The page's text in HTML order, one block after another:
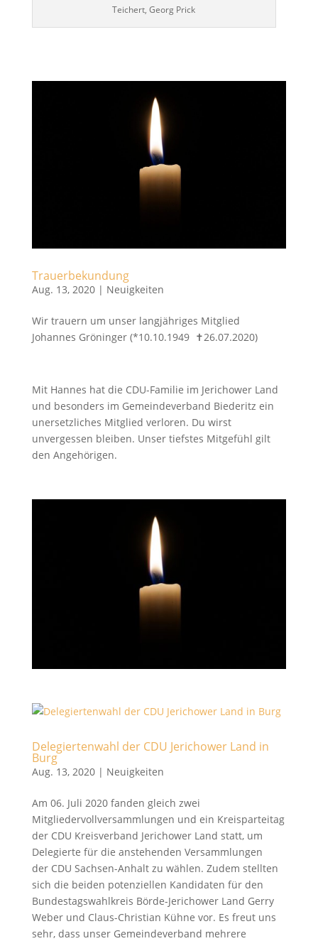
Teichert, Georg Prick
Trauerbekundung
Aug. 13, 2020| Neuigkeiten
Wir trauern um unser langjähriges Mitglied
Johannes Gröninger (*10.10.1949 ✝︎26.07.2020)
Mit Hannes hat die CDU-Familie im Jerichower Land
und besonders im Gemeindeverband Biederitz ein
unersetzliches Mitglied verloren. Du wirst
unvergessen bleiben. Unser tiefstes Mitgefühl gilt
den Angehörigen.
Delegiertenwahl der CDU Jerichower Land in
Burg
Aug. 13, 2020| Neuigkeiten
Am 06. Juli 2020 fanden gleich zwei
Mitgliedervollversammlungen und ein Kreisparteitag
der CDU Kreisverband Jerichower Land statt, um
Delegierte für die anstehenden Versammlungen
der CDU Sachsen-Anhalt zu wählen. Zudem stellten
sich die beiden potenziellen Kandidaten für den
Bundestagswahlkreis Börde-Jerichower Land Gerry
Weber und Claus-Christian Kühne vor. Es freut uns
sehr, dass unser Gemeindeverband mehrere